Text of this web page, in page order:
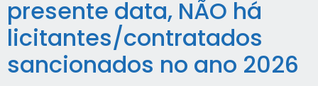
presente data, NÃO há
licitantes/contratados
sancionados no ano 2026